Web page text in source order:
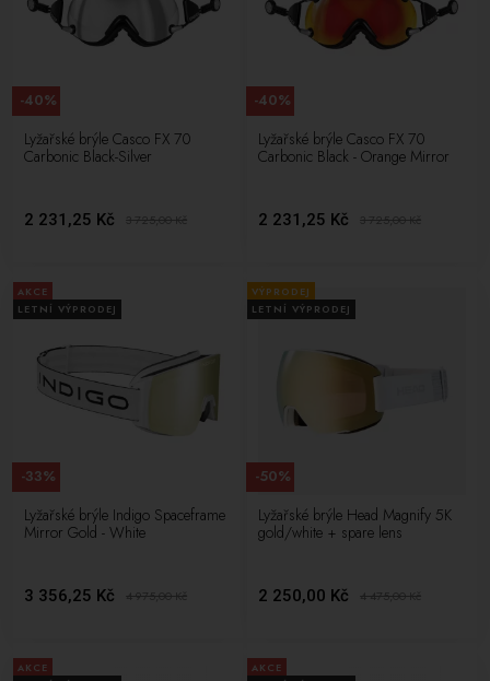
Lyžařské brýle Casco FX 70
Carbonic Black-Silver
2 231,25 Kč 3 725,00Kč
-40%
Lyžařské brýle Casco FX 70
Carbonic Black - Orange Mirror
2 231,25 Kč 3 725,00Kč
-40%
AKCE
LETNÍ VÝPRODEJ
Lyžařské brýle Indigo Spaceframe
Mirror Gold - White
3 356,25 Kč 4 975,00Kč
-33%
VÝPRODEJ
LETNÍ VÝPRODEJ
Lyžařské brýle Head Magnify 5K
gold/white + spare lens
2 250,00 Kč 4 475,00Kč
-50%
AKCE
AKCE